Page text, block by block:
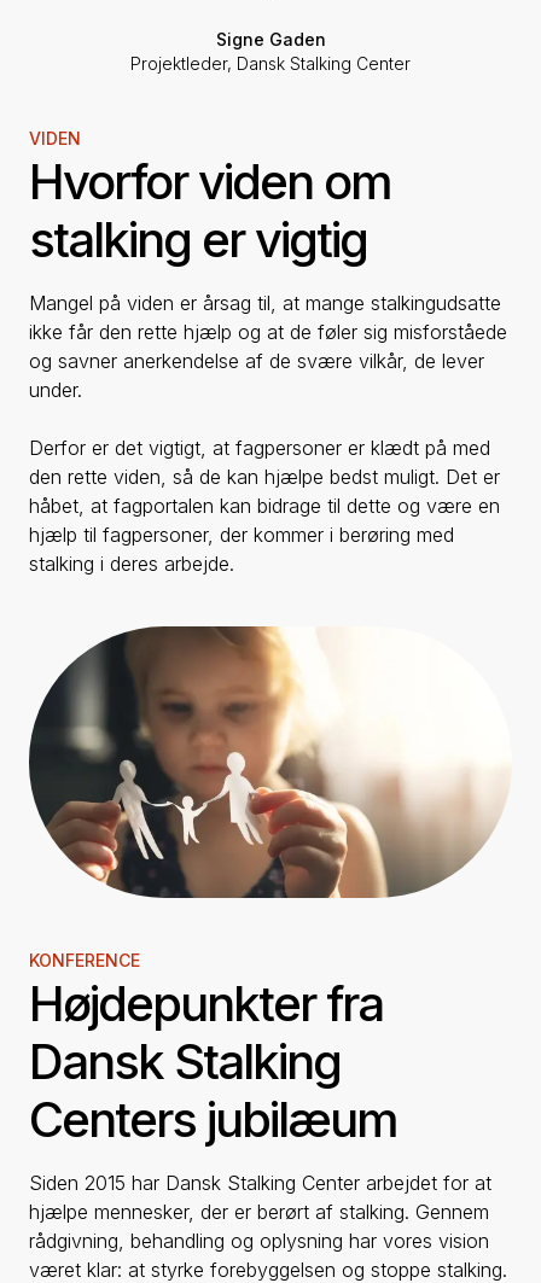
Signe Gaden
Projektleder, Dansk Stalking Center
VIDEN
Hvorfor viden om
stalking er vigtig
Mangel på viden er årsag til, at mange stalkingudsatte
ikke får den rette hjælp og at de føler sig misforståede
og savner anerkendelse af de svære vilkår, de lever
under.
Derfor er det vigtigt, at fagpersoner er klædt på med
den rette viden, så de kan hjælpe bedst muligt. Det er
håbet, at fagportalen kan bidrage til dette og være en
hjælp til fagpersoner, der kommer i berøring med
stalking i deres arbejde.
KONFERENCE
Højdepunkter fra
Dansk Stalking
Centers jubilæum
Siden 2015 har Dansk Stalking Center arbejdet for at
hjælpe mennesker, der er berørt af stalking. Gennem
rådgivning, behandling og oplysning har vores vision
været klar: at styrke forebyggelsen og stoppe stalking.